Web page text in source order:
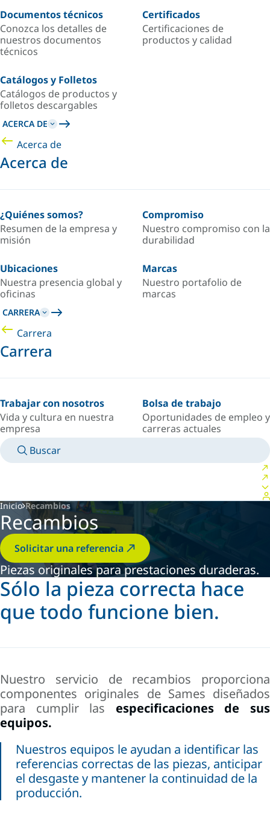
Documentos técnicos
Conozca los detalles de
nuestros documentos
técnicos
Certificados
Certificaciones de
productos y calidad
Catálogos y Folletos
Catálogos de productos y
folletos descargables
ACERCA DE
Acerca de
Acerca de
¿Quiénes somos?
Resumen de la empresa y
misión
Compromiso
Nuestro compromiso con la
durabilidad
Ubicaciones
Nuestra presencia global y
oficinas
Marcas
Nuestro portafolio de
marcas
CARRERA
Carrera
Carrera
Trabajar con nosotros
Vida y cultura en nuestra
empresa
Bolsa de trabajo
Oportunidades de empleo y
carreras actuales
Buscar
Inicio Recambios
Recambios
Solicitar una referencia
Piezas originales para prestaciones duraderas.
Sólo la pieza correcta hace
que todo funcione bien.
Nuestro servicio de recambios proporciona
componentes originales de Sames diseñados
para cumplir las especificaciones de sus
equipos.
Nuestros equipos le ayudan a identificar las
referencias correctas de las piezas, anticipar
el desgaste y mantener la continuidad de la
producción.